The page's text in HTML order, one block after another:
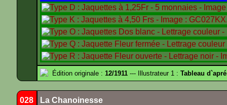
Édition originale : 12/1911 --- Illustrateur 1 : Tableau
028 La Chanoinesse